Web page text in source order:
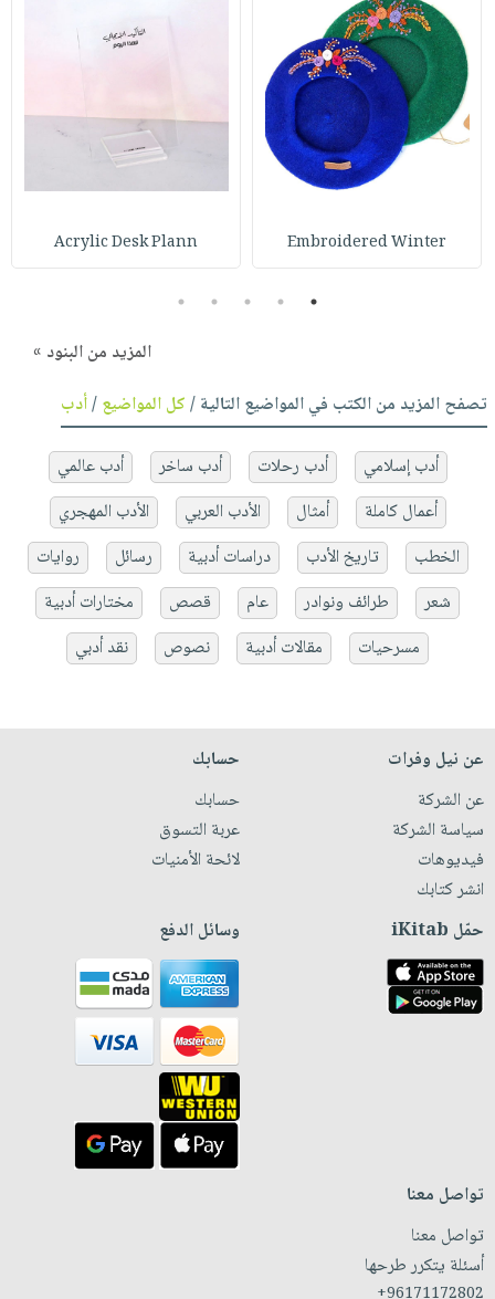
Embroidered Winter
Acrylic Desk Plann
1
2
3
4
5
المزيد من البنود »
تصفح المزيد من الكتب في المواضيع التالية /كل المواضيع/أدب
أدب إسلامي أدب رحلات أدب ساخر
أدب عالمي
أعمال كاملة
أمثال الأدب العربي
الأدب المهجري
الخطب
تاريخ الأدب دراسات أدبية رسائل
روايات
شعر
طرائف ونوادر عام قصص
مختارات أدبية
مسرحيات
مقالات أدبية نصوص نقد أدبي
عن نيل وفرات
عن الشركة
سياسة الشركة
فيديوهات
انشر كتابك
حسابك
حسابك
عربة التسوق
لائحة الأمنيات
حمّل iKitab وسائل الدفع
تواصل معنا
تواصل معنا
أسئلة يتكرر طرحها